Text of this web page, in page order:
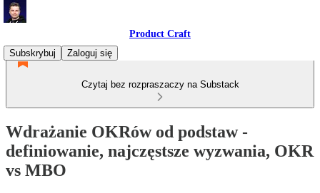
Product Craft
Subskrybuj
Zaloguj się
Czytaj bez rozpraszaczy na Substack
Wdrażanie OKRów od podstaw -
definiowanie, najczęstsze wyzwania, OKR
vs MBO